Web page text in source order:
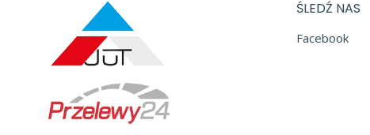
ŚLEDŹ NAS
Facebook